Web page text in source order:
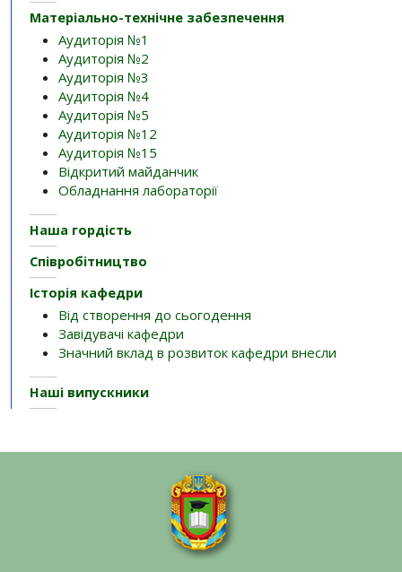
Матеріально-технічне забезпечення
Аудиторія №1
Аудиторія №2
Аудиторія №3
Аудиторія №4
Аудиторія №5
Аудиторія №12
Аудиторія №15
Відкритий майданчик
Обладнання лабораторії
Наша гордість
Співробітництво
Історія кафедри
Від створення до сьогодення
Завідувачі кафедри
Значний вклад в розвиток кафедри внесли
Наші випускники